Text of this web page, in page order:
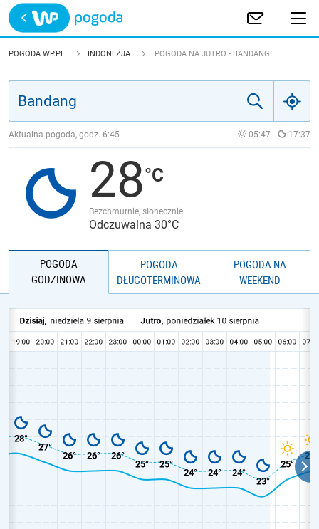
Trwa ładowanie
POLSKA
JAKOŚĆ POWIETRZA
POGODA WP.PL INDONEZJA POGODA NA JUTRO - BANDANG
Aktualna pogoda, godz. 6:45 05:47 17:37
28
Bezchmurnie, słonecznie
Odczuwalna 30°C
POGODA
GODZINOWA
POGODA
DŁUGOTERMINOWA
POGODA NA
WEEKEND